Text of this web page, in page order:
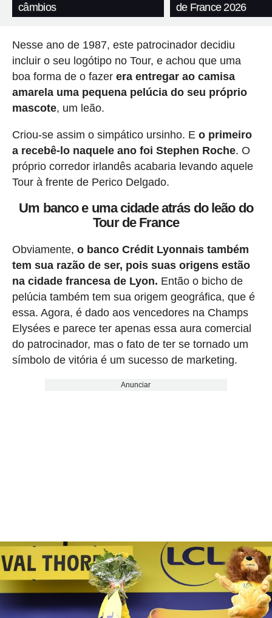
câmbios
de France 2026
Nesse ano de 1987, este patrocinador decidiu
incluir o seu logótipo no Tour, e achou que uma
boa forma de o fazer era entregar ao camisa
amarela uma pequena pelúcia do seu próprio
mascote, um leão.
Criou-se assim o simpático ursinho. E o primeiro
a recebê-lo naquele ano foi Stephen Roche. O
próprio corredor irlandês acabaria levando aquele
Tour à frente de Perico Delgado.
Um banco e uma cidade atrás do leão do
Tour de France
Obviamente, o banco Crédit Lyonnais também
tem sua razão de ser, pois suas origens estão
na cidade francesa de Lyon. Então o bicho de
pelúcia também tem sua origem geográfica, que é
essa. Agora, é dado aos vencedores na Champs
Elysées e parece ter apenas essa aura comercial
do patrocinador, mas o fato de ter se tornado um
símbolo de vitória é um sucesso de marketing.
Anunciar